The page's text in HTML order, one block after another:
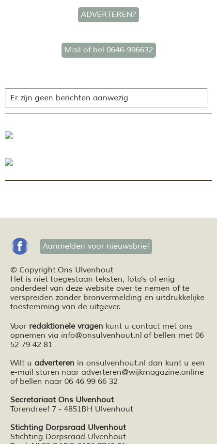
ADVERTEREN?
Mail of bel 0646-996632
Er zijn geen berichten aanwezig
Aanmelden voor nieuwsbrief
© Copyright Ons Ulvenhout
Het is niet toegestaan teksten, foto’s of enig
onderdeel van deze website over te nemen of te
verspreiden zonder bronvermelding en uitdrukkelijke
toestemming van de uitgever.
Voor redaktionele vragen kunt u contact met ons
opnemen via info@onsulvenhout.nl of bellen met 06
52 79 42 81
Wilt u adverteren in onsulvenhout.nl dan kunt u een
e-mail sturen naar adverteren@wijkmagazine.online
of bellen naar 06 46 99 66 32
Secretariaat Ons Ulvenhout
Torendreef 7 - 4851BH Ulvenhout
Stichting Dorpsraad Ulvenhout
Stichting Dorpsraad Ulvenhout